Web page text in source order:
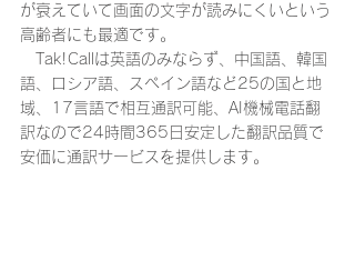
が衰えていて画面の文字が読みにくいという
高齢者にも最適です。
Tak!Callは英語のみならず、中国語、韓国
語、ロシア語、スペイン語など25の国と地
域、17言語で相互通訳可能、AI機械電話翻
訳なので24時間365日安定した翻訳品質で
安価に通訳サービスを提供します。